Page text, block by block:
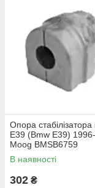
Опора
Е39 (Bmw E39)
Moog BMSB6759
В наявності
302 ₴